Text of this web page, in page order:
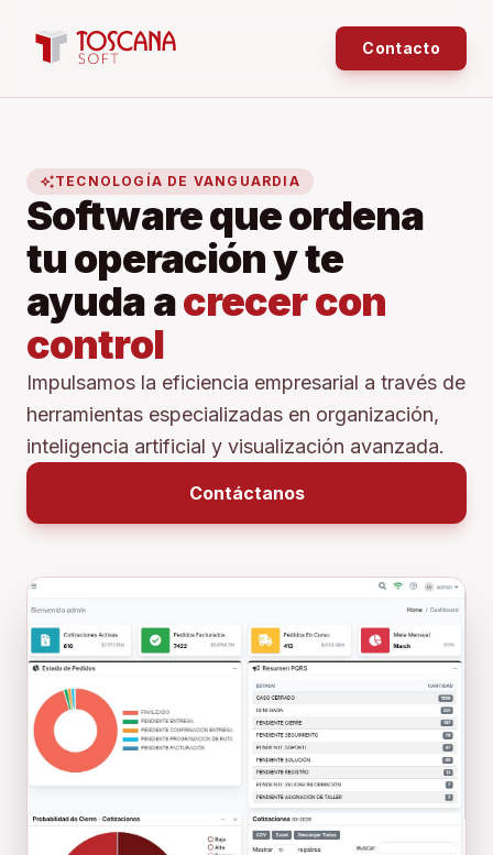
Contacto
auto_awesomeTECNOLOGÍA DE VANGUARDIA
Software que ordena
tu operación y te
ayuda acrecer con
control
Impulsamos la eficiencia empresarial a través de
herramientas especializadas en organización,
inteligencia artificial y visualización avanzada.
Contáctanos